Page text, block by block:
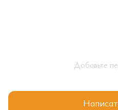
Добавьте